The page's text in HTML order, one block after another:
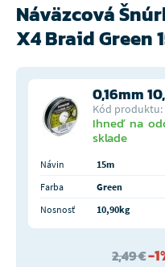
Náväzcová
X4 Braid Green
0,16mm
Kód produktu:
Ihneď na
sklade
Návin 15m
Farba
Green
Nosnosť
10,90kg
2,49 €-